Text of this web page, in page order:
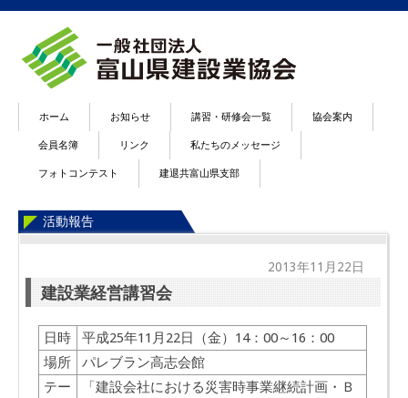
ホーム お知らせ 講習・研修会一覧 協会案内
会員名簿 リンク 私たちのメッセージ
フォトコンテスト 建退共富山県支部
活動報告
2013年11月22日
建設業経営講習会
日時
平成25年11月22日（金）14：00～16：00
場所
パレブラン高志会館
テー
「建設会社における災害時事業継続計画・Ｂ